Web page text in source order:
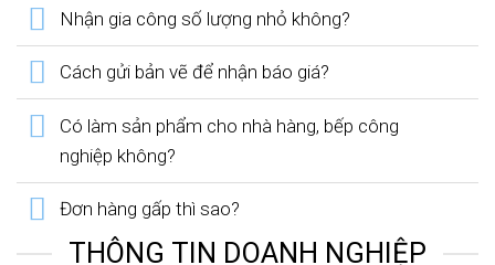
Nhận gia công số lượng nhỏ không?
Cách gửi bản vẽ để nhận báo giá?
Có làm sản phẩm cho nhà hàng, bếp công
nghiệp không?
Đơn hàng gấp thì sao?
THÔNG TIN DOANH NGHIỆP